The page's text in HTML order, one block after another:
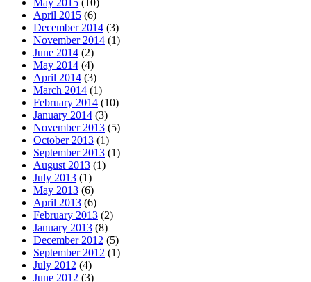
May 2015 (10)
April 2015 (6)
December 2014 (3)
November 2014 (1)
June 2014 (2)
May 2014 (4)
April 2014 (3)
March 2014 (1)
February 2014 (10)
January 2014 (3)
November 2013 (5)
October 2013 (1)
September 2013 (1)
August 2013 (1)
July 2013 (1)
May 2013 (6)
April 2013 (6)
February 2013 (2)
January 2013 (8)
December 2012 (5)
September 2012 (1)
July 2012 (4)
June 2012 (3)